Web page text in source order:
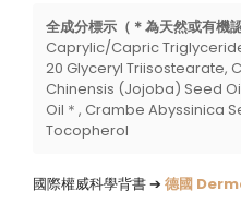
全成分標示（＊為天然或有機
Caprylic/Capric
20 Glyceryl Triisostearate,
Chinensis (Jojoba) Seed
Oil＊, Crambe Abyssinica
Tocopherol
國際權威科學背書 ➔ 德國